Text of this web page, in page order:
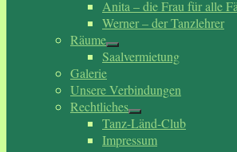
Anita – die Frau für alle
Werner – der Tanzlehrer
Räume
Saalvermietung
Galerie
Unsere Verbindungen
Rechtliches
Tanz-Länd-Club
Impressum